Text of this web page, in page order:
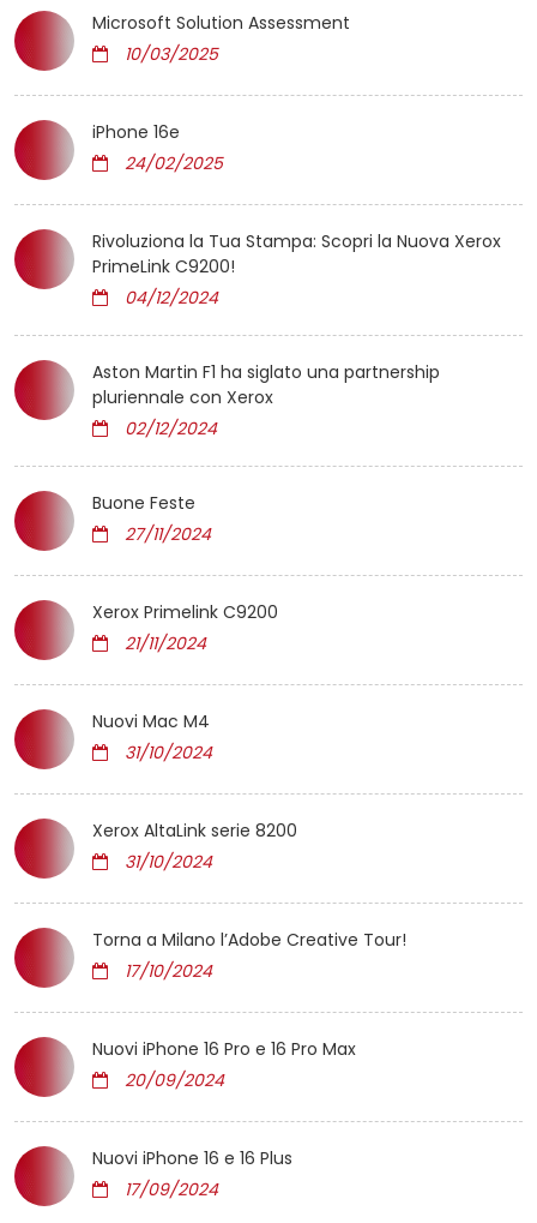
Microsoft Solution Assessment
10/03/2025
iPhone 16e
24/02/2025
Rivoluziona la Tua Stampa: Scopri la Nuova Xerox
PrimeLink C9200!
04/12/2024
Aston Martin F1 ha siglato una partnership
pluriennale con Xerox
02/12/2024
Buone Feste
27/11/2024
Xerox Primelink C9200
21/11/2024
Nuovi Mac M4
31/10/2024
Xerox AltaLink serie 8200
31/10/2024
Torna a Milano l’Adobe Creative Tour!
17/10/2024
Nuovi iPhone 16 Pro e 16 Pro Max
20/09/2024
Nuovi iPhone 16 e 16 Plus
17/09/2024